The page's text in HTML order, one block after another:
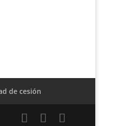
de cesión